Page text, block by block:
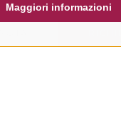
Maggiori informazioni